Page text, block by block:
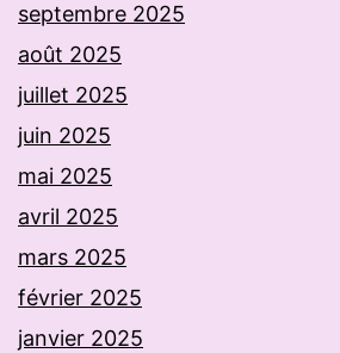
septembre 2025
août 2025
juillet 2025
juin 2025
mai 2025
avril 2025
mars 2025
février 2025
janvier 2025